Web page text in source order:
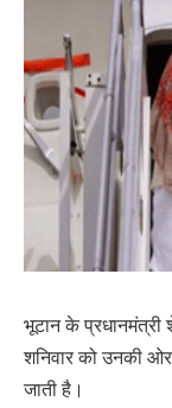
भूटान के प्रधानमंत्री
शनिवार को उनकी
जाती है।